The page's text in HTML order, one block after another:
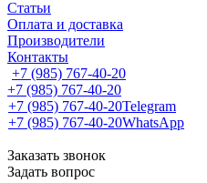
Статьи
Оплата и доставка
Производители
Контакты
+7 (985) 767-40-20
+7 (985) 767-40-20
+7 (985) 767-40-20Telegram
+7 (985) 767-40-20WhatsApp
Заказать звонок
Задать вопрос